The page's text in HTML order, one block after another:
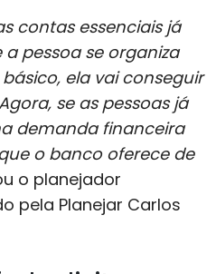
contas essenciais já
a pessoa se organiza
ela vai conseguir
se as pessoas já
demanda financeira
o banco oferece de
o planejador
pela Planejar Carlos